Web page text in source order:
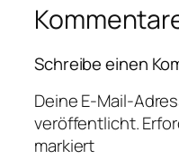
Schreibe einen
Deine E-Mail-
veröffentlicht.
markiert